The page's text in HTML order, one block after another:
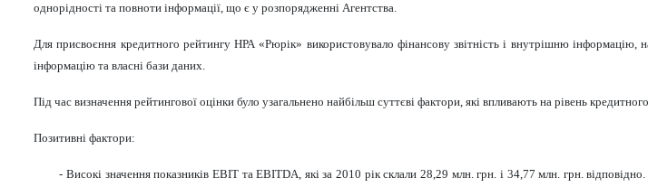
однорідності та повноти інформації, що є у розпорядженні Агентства.
Для присвоєння кредитного рейтингу НРА «Рюрік» використовувало фінансову звітність і внутрішню
інформацію та власні бази даних.
Під час визначення рейтингової оцінки було узагальнено найбільш суттєві фактори, які впливають на рівень
Позитивні фактори:
- Високі значення показників EBIT та EBITDA, які за 2010 рік склали 28,29 млн. грн. і 34,77 млн. грн.